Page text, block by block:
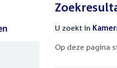
U zoekt in
Op deze pagina